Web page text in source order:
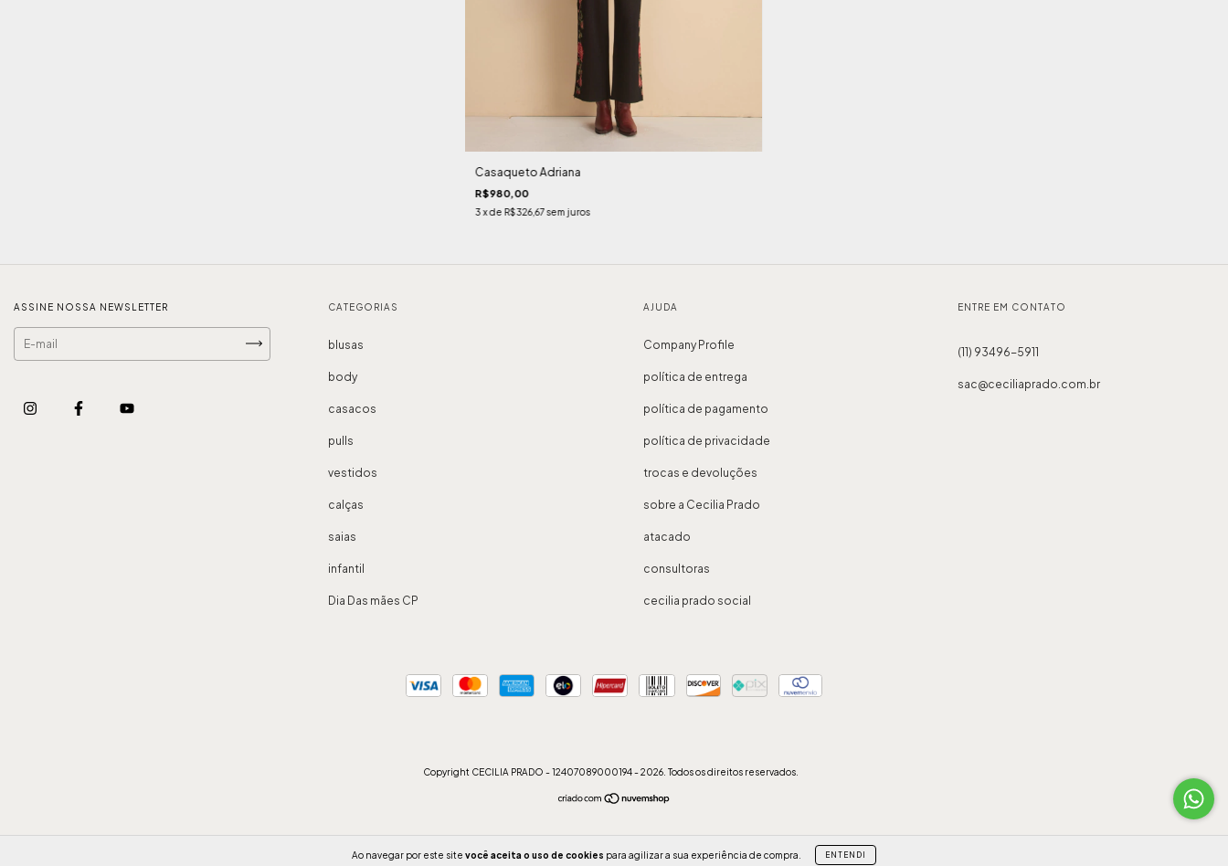
Ao navegar por este site você aceita o uso de cookies para agilizar a sua experiência de compra. ENTENDI
Casaqueto Adriana
R$980,00
3 x de R$326,67sem juros
ASSINE NOSSA NEWSLETTER CATEGORIAS
blusas
body
casacos
pulls
vestidos
calças
saias
infantil
Dia Das mães CP
AJUDA
Company Profile
política de entrega
política de pagamento
política de privacidade
trocas e devoluções
sobre a Cecilia Prado
atacado
consultoras
cecilia prado social
ENTRE EM CONTATO
(11) 93496-5911
sac@ceciliaprado.com.br
Copyright CECILIA PRADO - 12407089000194 - 2026. Todos os direitos reservados.